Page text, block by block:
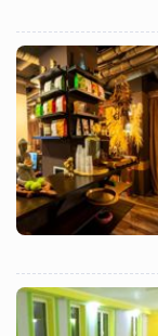
Назад